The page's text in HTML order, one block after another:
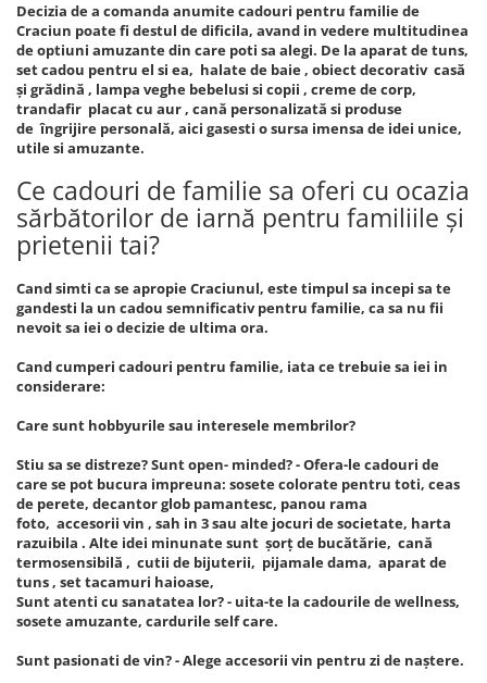
Decizia de a comanda anumite cadouri pentru familie de
Craciun poate fi destul de dificila, avand in vedere multitudinea
de optiuni amuzante din care poti sa alegi. De la aparat de tuns,
set cadou pentru el si ea, halate de baie , obiect decorativ casă
și grădină , lampa veghe bebelusi si copii , creme de corp,
trandafir placat cu aur , cană personalizată si produse
de îngrijire personală, aici gasesti o sursa imensa de idei unice,
utile si amuzante.
Ce cadouri de familie sa oferi cu ocazia
sărbătorilor de iarnă pentru familiile și
prietenii tai?
Cand simti ca se apropie Craciunul, este timpul sa incepi sa te
gandesti la un cadou semnificativ pentru familie, ca sa nu fii
nevoit sa iei o decizie de ultima ora.
Cand cumperi cadouri pentru familie, iata ce trebuie sa iei in
considerare:
Care sunt hobbyurile sau interesele membrilor?
Stiu sa se distreze? Sunt open- minded? - Ofera-le cadouri de
care se pot bucura impreuna: sosete colorate pentru toti, ceas
de perete, decantor glob pamantesc, panou rama
foto, accesorii vin , sah in 3 sau alte jocuri de societate, harta
razuibila . Alte idei minunate sunt șorț de bucătărie, cană
termosensibilă , cutii de bijuterii, pijamale dama, aparat de
tuns , set tacamuri haioase,
Sunt atenti cu sanatatea lor? - uita-te la cadourile de wellness,
sosete amuzante, cardurile self care.
Sunt pasionati de vin? - Alege accesorii vin pentru zi de naștere.